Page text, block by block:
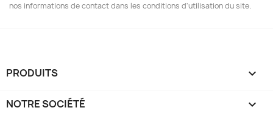
nos informations de contact dans les conditions d'utilisation du site.
PRODUITS 
NOTRE SOCIÉTÉ 